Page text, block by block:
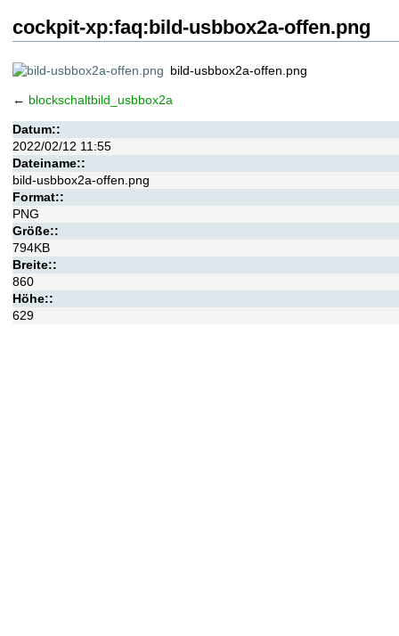
cockpit-xp:faq:bild-usbbox2a-offen.png
bild-usbbox2a-offen.png
← blockschaltbild_usbbox2a
Datum::
2022/02/12 11:55
Dateiname::
bild-usbbox2a-offen.png
Format::
PNG
Größe::
794KB
Breite::
860
Höhe::
629